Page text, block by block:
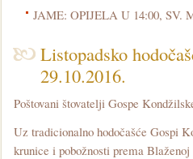
JAME: OPIJELA U 14:00, SV.
Listopadsko
29.10.2016.
Poštovani štovatelji Gospe
Uz tradicionalno hodočašće Gospi
krunice i pobožnosti prema